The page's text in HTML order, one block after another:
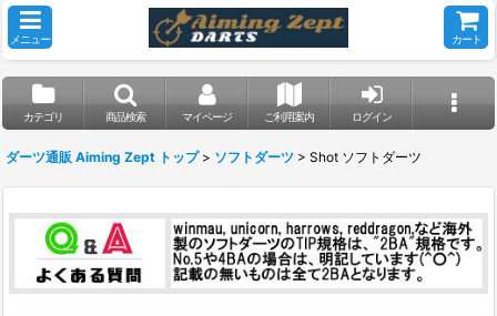
メニュー カート
カテゴリ 商品検索 マイページ ご利用案内 ログイン
ダーツ通販 Aiming Zept トップ > ソフトダーツ > Shot ソフトダーツ